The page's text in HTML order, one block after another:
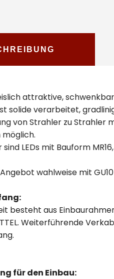
attraktive,
solide verarbeitet,
von Strahler zu Strahler
LEDs mit Bauform
wahlweise mit
besteht aus
Weiterführende
für den Einbau: